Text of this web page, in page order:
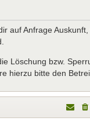
auf Anfrage
Löschung bzw.
hierzu bitte den